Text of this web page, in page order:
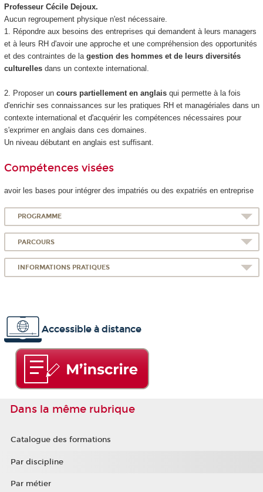
Professeur Cécile Dejoux.
Aucun regroupement physique n'est nécessaire.
1. Répondre aux besoins des entreprises qui demandent à leurs managers
et à leurs RH d'avoir une approche et une compréhension des opportunités
et des contraintes de la gestion des hommes et de leurs diversités
culturellesdans un contexte international.
2. Proposer un cours partiellement en anglaisqui permette à la fois
d'enrichir ses connaissances sur les pratiques RH et managériales dans un
contexte international et d'acquérir les compétences nécessaires pour
s'exprimer en anglais dans ces domaines.
Un niveau débutant en anglais est suffisant.
Compétences visées
avoir les bases pour intégrer des impatriés ou des expatriés en entreprise
PROGRAMME
PARCOURS
INFORMATIONS PRATIQUES
Accessible à distance
Dans la même rubrique
Catalogue des formations
Par discipline
Par métier